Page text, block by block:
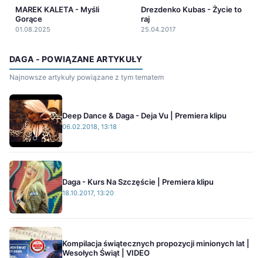
MAREK KALETA - Myśli
Gorące
01.08.2025
Drezdenko Kubas - Życie to
raj
25.04.2017
DAGA - POWIĄZANE ARTYKUŁY
Najnowsze artykuły powiązane z tym tematem
Deep Dance & Daga - Deja Vu | Premiera klipu
06.02.2018, 13:18
Daga - Kurs Na Szczęście | Premiera klipu
18.10.2017, 13:20
Kompilacja świątecznych propozycji minionych lat |
Wesołych Świąt | VIDEO